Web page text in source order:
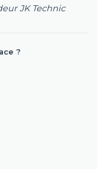
JK Technic
?